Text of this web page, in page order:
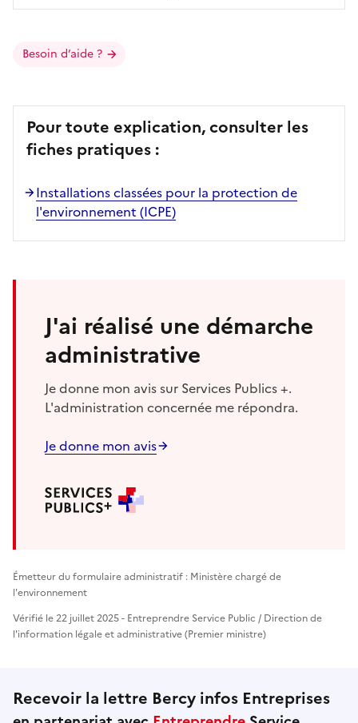
Besoin d’aide ?
Pour toute explication, consulter les
fiches pratiques :
Installations classées pour la protection de
l'environnement (ICPE)
J'ai réalisé une démarche
administrative
Je donne mon avis sur Services Publics +.
L'administration concernée me répondra.
Je donne mon avis
Émetteur du formulaire administratif : Ministère chargé de
l'environnement
Vérifié le 22 juillet 2025 - Entreprendre Service Public / Direction de
l'information légale et administrative (Premier ministre)
Recevoir la lettre Bercy infos Entreprises